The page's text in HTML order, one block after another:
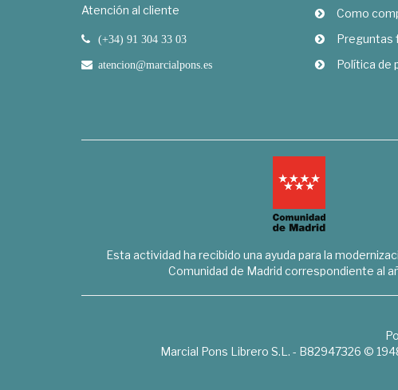
Atención al cliente
(+34) 91 304 33 03
atencion@marcialpons.es
Como
Preguntas
Política de
Esta actividad ha recibido una ayuda para la
Comunidad de Madrid correspondiente al
Marcial Pons Librero S.L. - B82947326 ©